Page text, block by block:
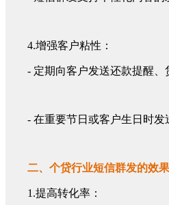
4.增强客户粘性：
- 定期向客户发送还款提醒、
- 在重要节日或客户生日时发
二、个贷行业短信群发的效果
1.提高转化率：